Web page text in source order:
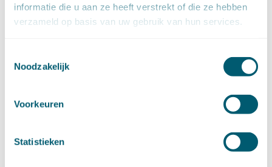
informatie die u aan ze heeft verstrekt of die ze hebben
verzameld op basis van uw gebruik van hun services.
Noodzakelijk
Voorkeuren
Statistieken
augustus (9)
juli (19)
april (13)
januari (14)
november (18)